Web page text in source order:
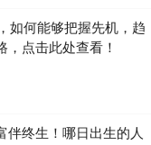
如何能够把握先机，趋
，点击此处查看！
伴终生！哪日出生的人